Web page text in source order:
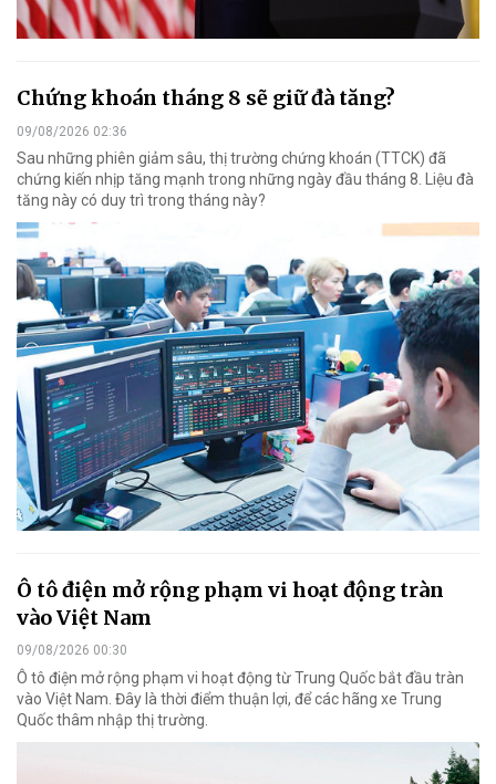
Chứng khoán tháng 8 sẽ giữ đà tăng?
09/08/2026 02:36
Sau những phiên giảm sâu, thị trường chứng khoán (TTCK) đã
chứng kiến nhịp tăng mạnh trong những ngày đầu tháng 8. Liệu đà
tăng này có duy trì trong tháng này?
Ô tô điện mở rộng phạm vi hoạt động tràn
vào Việt Nam
09/08/2026 00:30
Ô tô điện mở rộng phạm vi hoạt động từ Trung Quốc bắt đầu tràn
vào Việt Nam. Đây là thời điểm thuận lợi, để các hãng xe Trung
Quốc thâm nhập thị trường.